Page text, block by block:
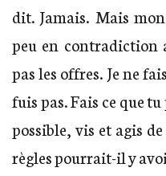
dit. Jamais. Mais
peu en contradiction
pas les offres. Je ne
fuis pas. Fais ce que
possible, vis et agis
règles pourrait-il y